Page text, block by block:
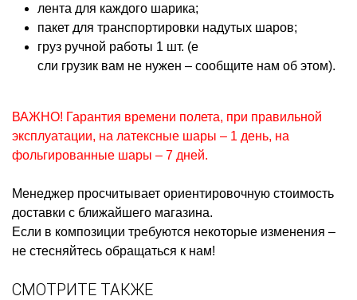
лента для каждого шарика;
пакет для транспортировки надутых шаров;
груз ручной работы 1 шт. (е
сли грузик вам не нужен – сообщите нам об этом).
ВАЖНО! Гарантия времени полета, при правильной
эксплуатации, на латексные шары – 1 день, на
фольгированные шары – 7 дней.
Менеджер просчитывает ориентировочную стоимость
доставки с ближайшего магазина.
Если в композиции требуются некоторые изменения –
не стесняйтесь обращаться к нам!
СМОТРИТЕ ТАКЖЕ